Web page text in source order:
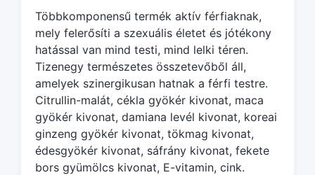
e
d
w
i
h
Többkomponensű termék aktív férfiaknak,
mely felerősíti a szexuális életet és jótékony
hatással van mind testi, mind lelki téren.
Tizenegy természetes összetevőből áll,
amelyek szinergikusan hatnak a férfi testre.
Citrullin-malát, cékla gyökér kivonat, maca
gyökér kivonat, damiana levél kivonat, koreai
ginzeng gyökér kivonat, tökmag kivonat,
édesgyökér kivonat, sáfrány kivonat, fekete
bors gyümölcs kivonat, E-vitamin, cink.